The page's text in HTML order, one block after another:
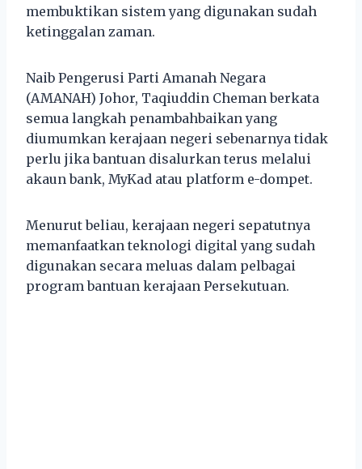
membuktikan sistem yang digunakan sudah
ketinggalan zaman.
Naib Pengerusi Parti Amanah Negara
(AMANAH) Johor, Taqiuddin Cheman berkata
semua langkah penambahbaikan yang
diumumkan kerajaan negeri sebenarnya tidak
perlu jika bantuan disalurkan terus melalui
akaun bank, MyKad atau platform e-dompet.
Menurut beliau, kerajaan negeri sepatutnya
memanfaatkan teknologi digital yang sudah
digunakan secara meluas dalam pelbagai
program bantuan kerajaan Persekutuan.